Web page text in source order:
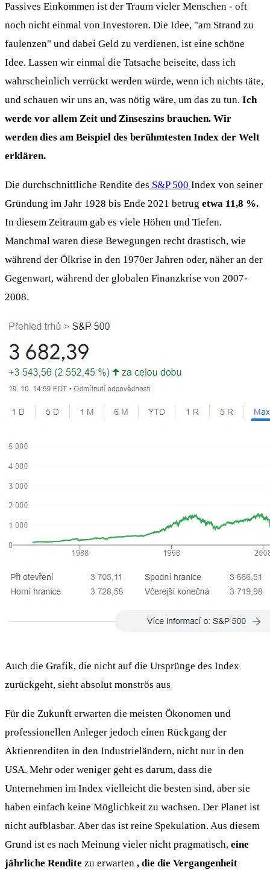
Passives Einkommen ist der Traum vieler Menschen - oft
noch nicht einmal von Investoren. Die Idee, "am Strand zu
faulenzen" und dabei Geld zu verdienen, ist eine schöne
Idee. Lassen wir einmal die Tatsache beiseite, dass ich
wahrscheinlich verrückt werden würde, wenn ich nichts täte,
und schauen wir uns an, was nötig wäre, um das zu tun. Ich
werde vor allem Zeit und Zinseszins brauchen. Wir
werden dies am Beispiel des berühmtesten Index der Welt
erklären.
Die durchschnittliche Rendite des S&P 500 Index von seiner
Gründung im Jahr 1928 bis Ende 2021 betrug etwa 11,8 %.
In diesem Zeitraum gab es viele Höhen und Tiefen.
Manchmal waren diese Bewegungen recht drastisch, wie
während der Ölkrise in den 1970er Jahren oder, näher an der
Gegenwart, während der globalen Finanzkrise von 2007-
2008.
Auch die Grafik, die nicht auf die Ursprünge des Index
zurückgeht, sieht absolut monströs aus
Für die Zukunft erwarten die meisten Ökonomen und
professionellen Anleger jedoch einen Rückgang der
Aktienrenditen in den Industrieländern, nicht nur in den
USA. Mehr oder weniger geht es darum, dass die
Unternehmen im Index vielleicht die besten sind, aber sie
haben einfach keine Möglichkeit zu wachsen. Der Planet ist
nicht aufblasbar. Aber das ist reine Spekulation. Aus diesem
Grund ist es nach Meinung vieler nicht pragmatisch, eine
jährliche Rendite zu erwarten , die die Vergangenheit